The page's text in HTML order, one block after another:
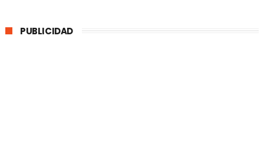
PUBLICIDAD